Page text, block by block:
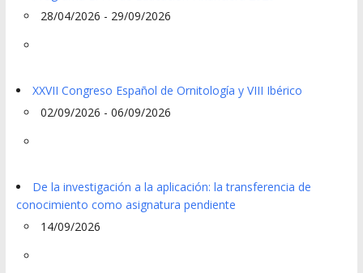
28/04/2026 - 29/09/2026
XXVII Congreso Español de Ornitología y VIII Ibérico
02/09/2026 - 06/09/2026
De la investigación a la aplicación: la transferencia de
conocimiento como asignatura pendiente
14/09/2026